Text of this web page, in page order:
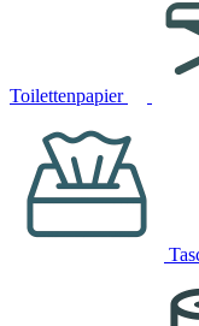
Toilettenpapier